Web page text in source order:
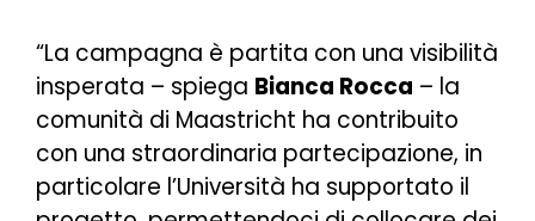
“La campagna è partita con una visibilità
insperata – spiega Bianca Rocca – la
comunità di Maastricht ha contribuito
con una straordinaria partecipazione, in
particolare l’Università ha supportato il